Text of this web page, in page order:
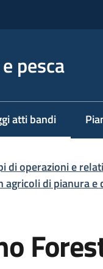
pesca
atti bandi
selezionato
di operazioni e
di pianura e